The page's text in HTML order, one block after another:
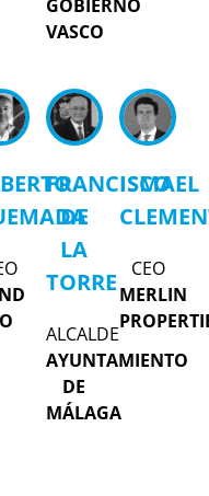
GOBIERNO
VASCO
FRANCISCO
DE
LA
TORRE
ALCALDE
AYUNTAMIENTO
DE
MÁLAGA
ISMAEL
CEO
MERLIN